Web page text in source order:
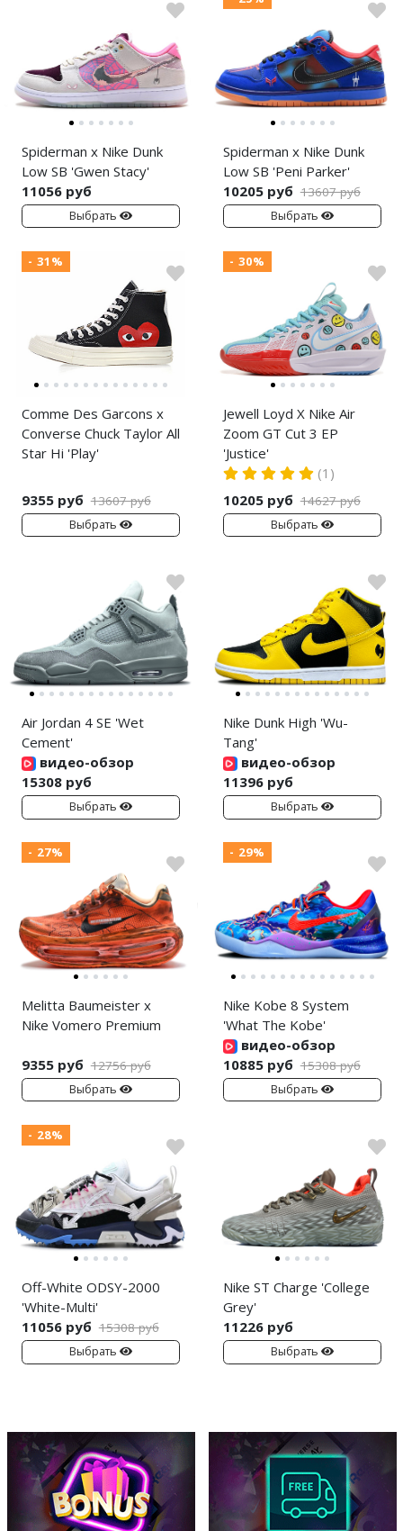
Spiderman x Nike Dunk
Low SB 'Gwen Stacy'
11056 руб
Выбрать
Spiderman x Nike Dunk
Low SB 'Peni Parker'
10205 руб 13607 руб
Выбрать
- 31%
Comme Des Garcons x
Converse Chuck Taylor All
Star Hi 'Play'
9355 руб 13607 руб
Выбрать
- 30%
Jewell Loyd X Nike Air
Zoom GT Cut 3 EP
'Justice'
(1)
10205 руб 14627 руб
Выбрать
Air Jordan 4 SE 'Wet
Cement'
видео-обзор
15308 руб
Выбрать
Nike Dunk High 'Wu-
Tang'
видео-обзор
11396 руб
Выбрать
- 27%
Melitta Baumeister x
Nike Vomero Premium
9355 руб 12756 руб
Выбрать
- 29%
Nike Kobe 8 System
'What The Kobe'
видео-обзор
10885 руб 15308 руб
Выбрать
- 28%
Off-White ODSY-2000
'White-Multi'
11056 руб 15308 руб
Выбрать
Nike ST Charge 'College
Grey'
11226 руб
Выбрать